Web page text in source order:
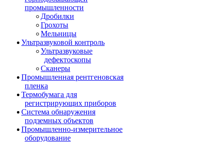
промышленности
Дробилки
Грохоты
Мельницы
Ультразвуковой контроль
Ультразвуковые
дефектоскопы
Сканеры
Промышленная рентгеновская
пленка
Термобумага для
регистрирующих приборов
Система обнаружения
подземных объектов
Промышленно-измерительное
оборудование